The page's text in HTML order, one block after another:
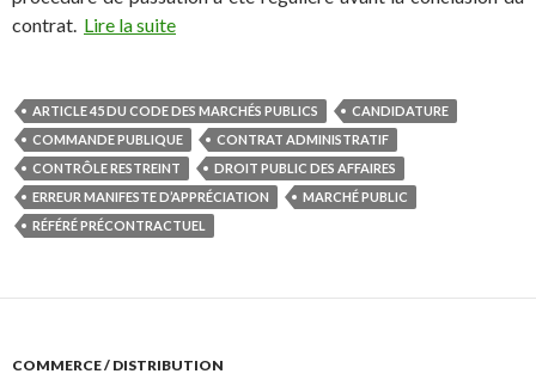
contrat. Lire la suite
ARTICLE 45 DU CODE DES MARCHÉS PUBLICS
CANDIDATURE
COMMANDE PUBLIQUE
CONTRAT ADMINISTRATIF
CONTRÔLE RESTREINT
DROIT PUBLIC DES AFFAIRES
ERREUR MANIFESTE D’APPRÉCIATION
MARCHÉ PUBLIC
RÉFÉRÉ PRÉCONTRACTUEL
COMMERCE / DISTRIBUTION